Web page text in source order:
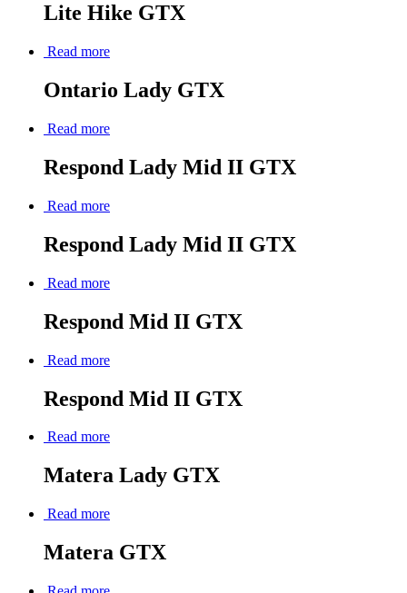
Lite Hike GTX
Read more
Ontario Lady GTX
Read more
Respond Lady Mid II GTX
Read more
Respond Lady Mid II GTX
Read more
Respond Mid II GTX
Read more
Respond Mid II GTX
Read more
Matera Lady GTX
Read more
Matera GTX